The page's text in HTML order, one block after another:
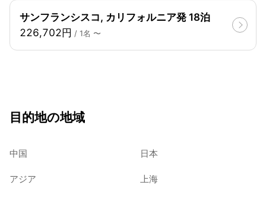
サンフランシスコ, カリフォルニア発 18泊
226,702円 / 1名 〜
目的地の地域
中国 日本
アジア 上海